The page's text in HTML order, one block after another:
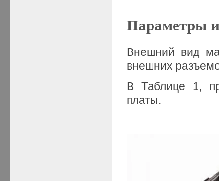
Параметры
Внешний вид
внешних
В Таблице 1,
платы.